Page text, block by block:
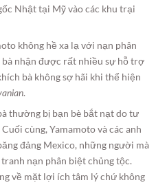
Nhật tại Mỹ vào các khu trại
không hề xa lạ với nạn phân
nhận được rất nhiều sự hỗ trợ
bà không sợ hãi khi thể hiện
.
thường bị bạn bè bắt nạt do tư
cùng, Yamamoto và các anh
đảng Mexico, những người mà
nạn phân biệt chủng tộc.
về mặt lợi ích tâm lý chứ không